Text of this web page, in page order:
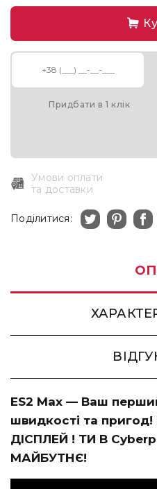
Придбати в 1 клік
Умови оплати
та доставки
Поділитися:
ES2 Max — Ваш
швидкості та
ДІСПЛЕЙ ! ТИ В
МАЙБУТНЄ!